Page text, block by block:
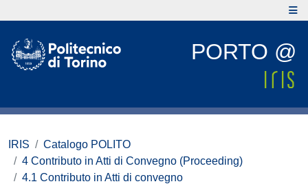
PORTO @
IRIS
Catalogo POLITO
4 Contributo in Atti di Convegno (Proceeding)
4.1 Contributo in Atti di convegno